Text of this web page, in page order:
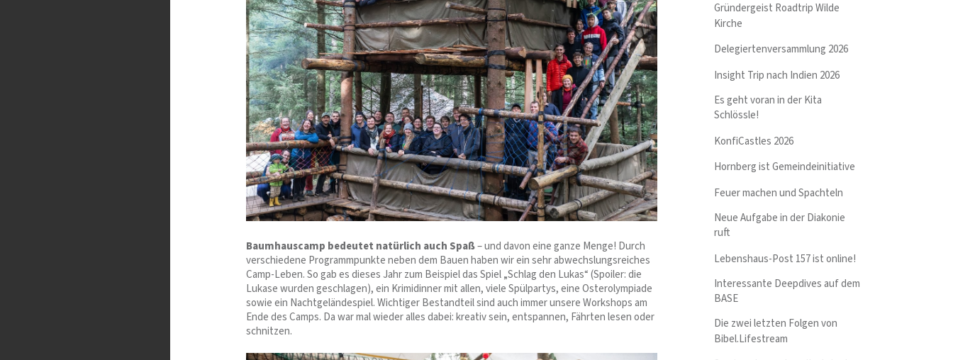
Baumhauscamp bedeutet natürlich auch Spaß– und davon eine ganze Menge! Durch
verschiedene Programmpunkte neben dem Bauen haben wir ein sehr abwechslungsreiches
Camp-Leben. So gab es dieses Jahr zum Beispiel das Spiel „Schlag den Lukas“ (Spoiler: die
Lukase wurden geschlagen), ein Krimidinner mit allen, viele Spülpartys, eine Osterolympiade
sowie ein Nachtgeländespiel. Wichtiger Bestandteil sind auch immer unsere Workshops am
Ende des Camps. Da war mal wieder alles dabei: kreativ sein, entspannen, Fährten lesen oder
schnitzen.
Gründergeist Roadtrip Wilde
Kirche
Delegiertenversammlung 2026
Insight Trip nach Indien 2026
Es geht voran in der Kita
Schlössle!
KonfiCastles 2026
Hornberg ist Gemeindeinitiative
Feuer machen und Spachteln
Neue Aufgabe in der Diakonie
ruft
Lebenshaus-Post 157 ist online!
Interessante Deepdives auf dem
BASE
Die zwei letzten Folgen von
Bibel.Lifestream